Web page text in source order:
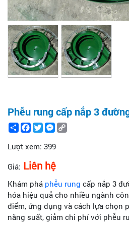
Phễu rung cấp nắp 3
ShareFacebook
TwitterMessenger
Lượt xem: 399
Giá: Liên hệ
Khám phá phễu rung cấp nắp 3
hóa hiệu quả cho nhiều ngành
điểm, ứng dụng và cách lựa chọn
năng suất, giảm chi phí với phễu